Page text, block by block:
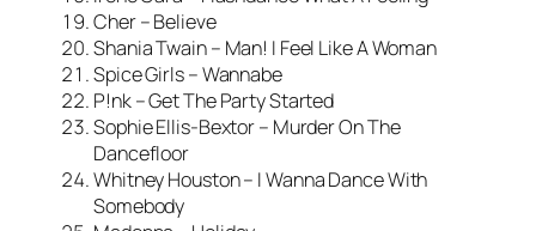
Cher – Believe
Shania Twain – Man! I Feel Like A Woman
Spice Girls – Wannabe
P!nk – Get The Party Started
Sophie Ellis-Bextor – Murder On The
Dancefloor
Whitney Houston – I Wanna Dance With
Somebody